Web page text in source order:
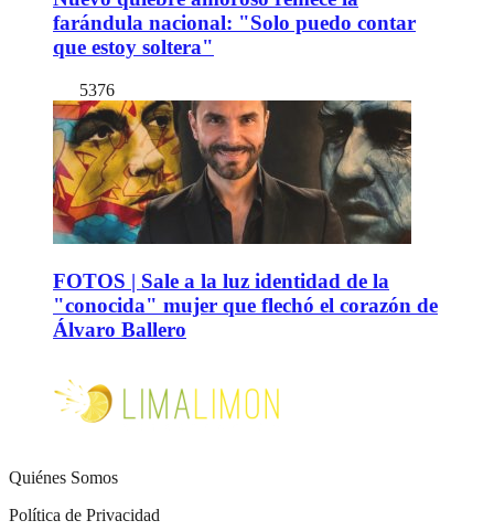
farándula nacional: "Solo puedo contar
que estoy soltera"
5376
FOTOS | Sale a la luz identidad de la
"conocida" mujer que flechó el corazón de
Álvaro Ballero
Quiénes Somos
Política de Privacidad